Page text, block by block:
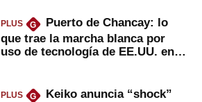
PLUS G
Puerto de Chancay: lo
que trae la marcha blanca por
uso de tecnología de EE.UU. en
PLUS G
Keiko anuncia “shock”